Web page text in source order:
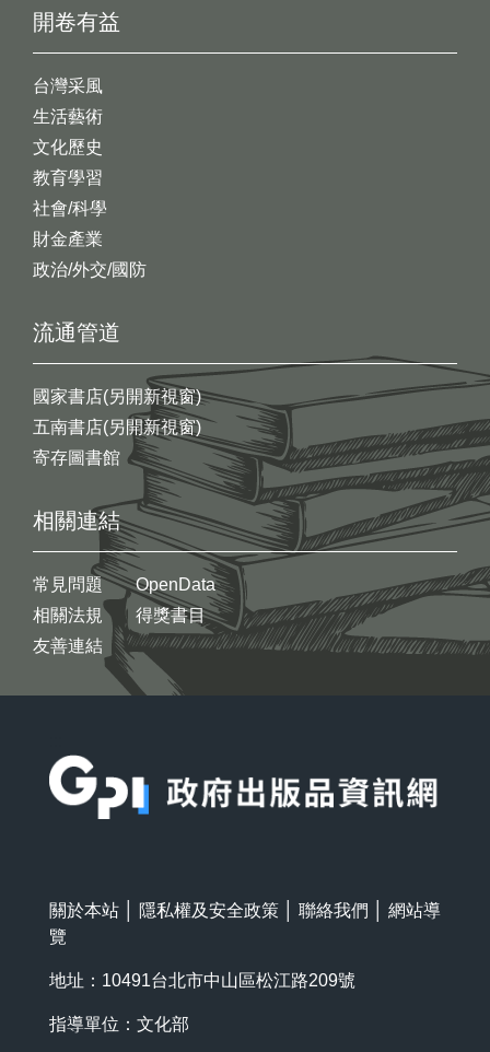
開卷有益
台灣采風
生活藝術
文化歷史
教育學習
社會/科學
財金產業
政治/外交/國防
流通管道
國家書店(另開新視窗)
五南書店(另開新視窗)
寄存圖書館
相關連結
常見問題
相關法規
友善連結
OpenData
得獎書目
關於本站 隱私權及安全政策 聯絡我們
網站導
覽
地址：10491台北市中山區松江路209號
指導單位：文化部